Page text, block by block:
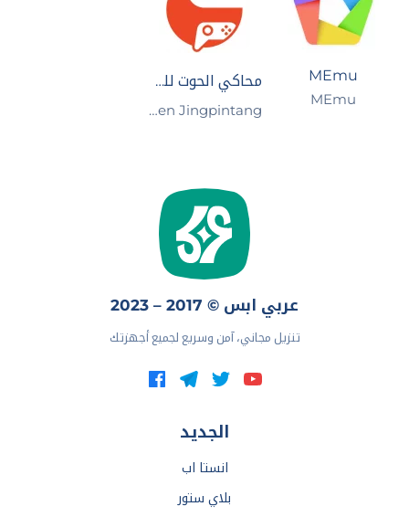
MEmu
MEmu
محاكي الحوت للكمبيوتر
Xiamen Jingpintang
عربي ابس © 2017 – 2023
تنزيل مجاني، آمن وسريع لجميع أجهزتك
الجديد
انستا اب
بلاي ستور